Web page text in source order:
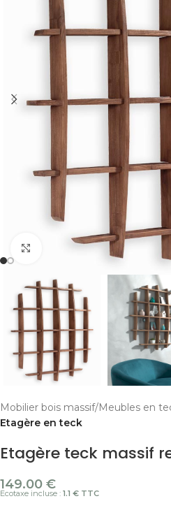
Cliquer pour agrandir
Mobilier bois massif Meubles en
Etagère en teck
Etagère teck massif
149.00 €
Ecotaxe incluse : 1.1 € TTC